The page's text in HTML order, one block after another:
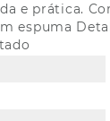
e prática.
espuma